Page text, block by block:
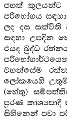
පහත් කුලයන්ට
පරිභෝගය
ලද දස සක්විති
සඳහා උපදින
එයද බුද්ධ
වහන්සේම
ලෝකයෙහි උතුම්
(හේතු)
පූරණ
සිහිනෙන් පවා